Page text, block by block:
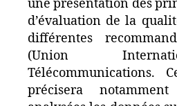
une présentation des
d’évaluation de la
différentes
(Union
Télécommunications.
précisera